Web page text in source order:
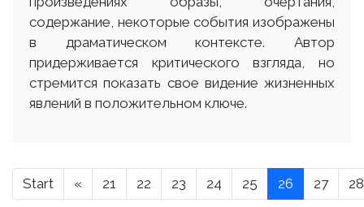
содержание, некоторые события изображены
в драматическом контексте. Автор
придерживается критического взгляда, но
стремится показать свое видение жизненных
явлений в положительном ключе.
Start « 21 22 23 24 25 26 27 28